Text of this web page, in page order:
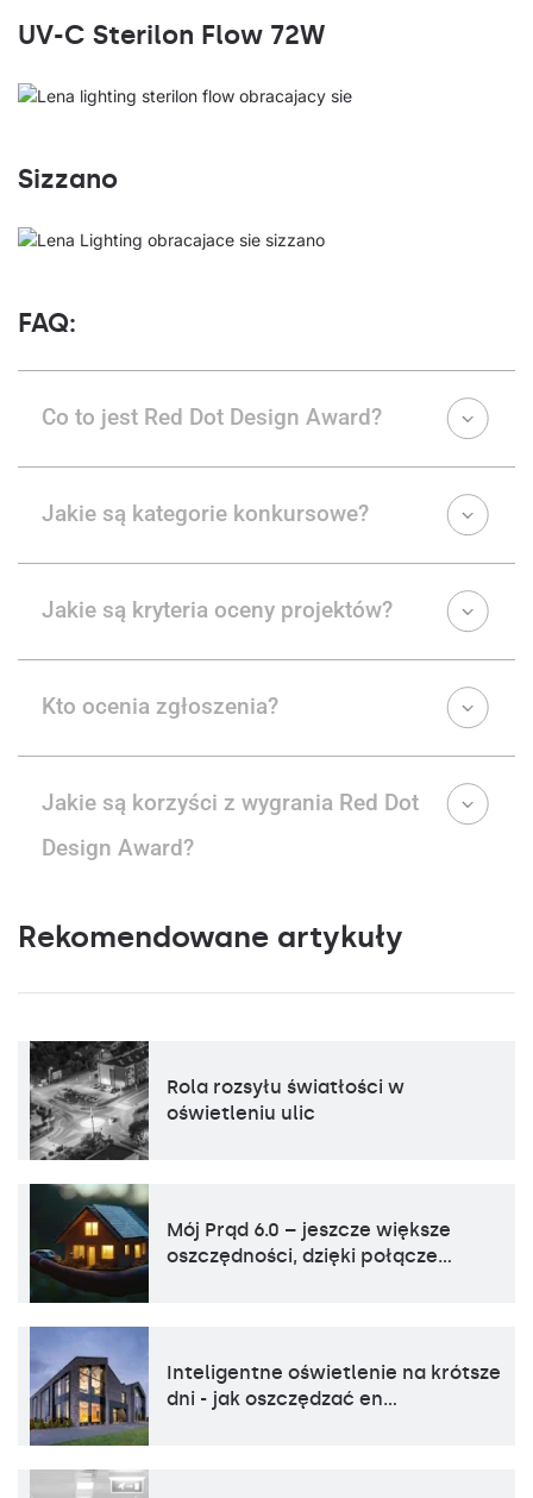
UV-C Sterilon Flow 72W
Sizzano
FAQ:
Co to jest Red Dot Design Award?
Jakie są kategorie konkursowe?
Jakie są kryteria oceny projektów?
Kto ocenia zgłoszenia?
Jakie są korzyści z wygrania Red Dot
Design Award?
Rekomendowane artykuły
Rola rozsyłu światłości w
oświetleniu ulic
Mój Prąd 6.0 – jeszcze większe
oszczędności, dzięki połącze…
Inteligentne oświetlenie na krótsze
dni - jak oszczędzać en…